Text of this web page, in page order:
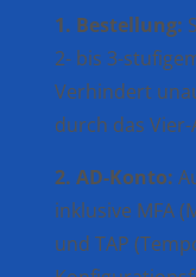
1. Bestellung:
2- bis 3-
Verhindert
durch das
2. AD-Konto:
inklusive MFA
und TAP